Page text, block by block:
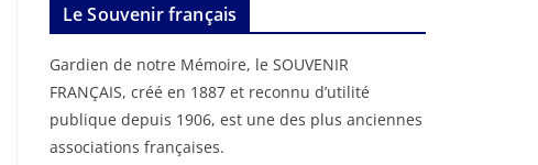
Le Souvenir français
Gardien de notre Mémoire, le SOUVENIR
FRANÇAIS, créé en 1887 et reconnu d’utilité
publique depuis 1906, est une des plus anciennes
associations françaises.